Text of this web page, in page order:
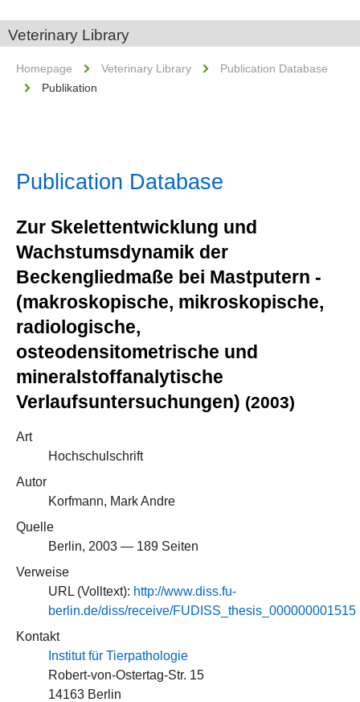
Veterinary Library
Homepage Veterinary Library
Publication Database
Publikation
Publication Database
Zur Skelettentwicklung und
Wachstumsdynamik der
Beckengliedmaße bei Mastputern -
(makroskopische, mikroskopische,
radiologische,
osteodensitometrische und
mineralstoffanalytische
Verlaufsuntersuchungen) (2003)
Art
Hochschulschrift
Autor
Korfmann, Mark Andre
Quelle
Berlin, 2003 — 189 Seiten
Verweise
URL (Volltext): http://www.diss.fu-
berlin.de/diss/receive/FUDISS_thesis_000000001515
Kontakt
Institut für Tierpathologie
Robert-von-Ostertag-Str. 15
14163 Berlin